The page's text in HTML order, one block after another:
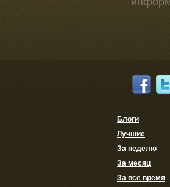
Блоги
Лучшие
За неделю
За месяц
За все время